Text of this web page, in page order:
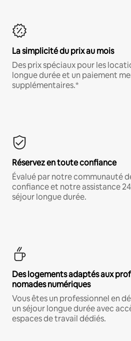
La simplicité du prix au mois
Des prix spéciaux pour les
longue durée et un paiement
supplémentaires.*
Réservez en toute confiance
Évalué par notre communauté
confiance et notre assistance
séjour longue durée.
Des logements adaptés aux
nomades numériques
Vous êtes un professionnel en
un séjour longue durée avec
espaces de travail dédiés.